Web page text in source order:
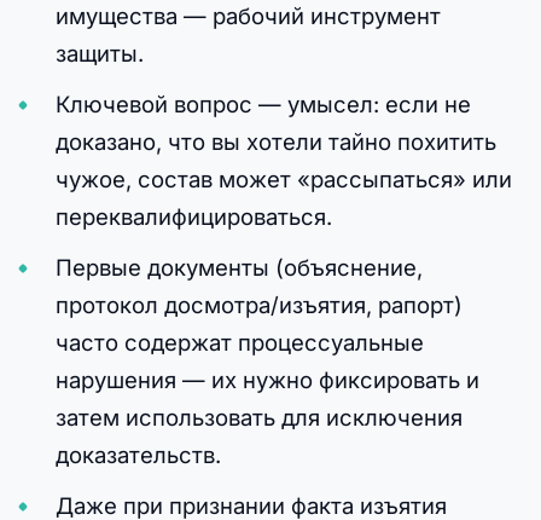
имущества — рабочий инструмент
защиты.
Ключевой вопрос — умысел: если не
доказано, что вы хотели тайно похитить
чужое, состав может «рассыпаться» или
переквалифицироваться.
Первые документы (объяснение,
протокол досмотра/изъятия, рапорт)
часто содержат процессуальные
нарушения — их нужно фиксировать и
затем использовать для исключения
доказательств.
Даже при признании факта изъятия